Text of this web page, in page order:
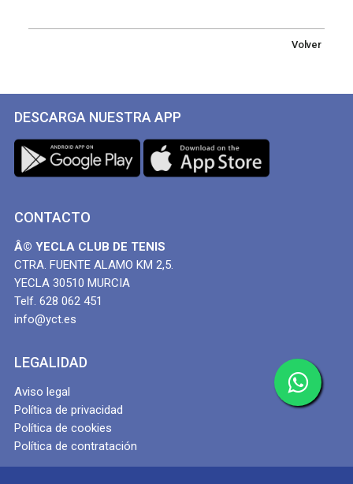
Volver
DESCARGA NUESTRA APP
CONTACTO
Â© YECLA CLUB DE TENIS
CTRA. FUENTE ALAMO KM 2,5.
YECLA 30510 MURCIA
Telf. 628 062 451
info@yct.es
LEGALIDAD
Aviso legal
Política de privacidad
Política de cookies
Política de contratación